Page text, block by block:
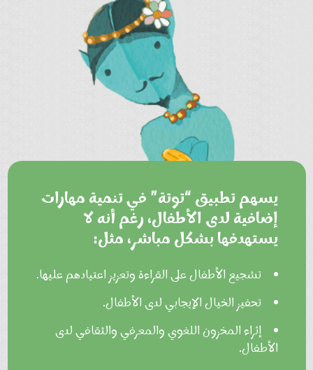
يسهم تطبيق “توتة” في تنمية مهارات
إضافية لدى الأطفال، رغم أنه لا
يستهدفها بشكل مباشر، مثل:
تشجيع الأطفال على القراءة وتعزيز اعتيادهم عليها.
تحفيز الخيال الإيجابي لدى الأطفال.
إثراء المخزون اللغوي والمعرفي والثقافي لدى
الأطفال.